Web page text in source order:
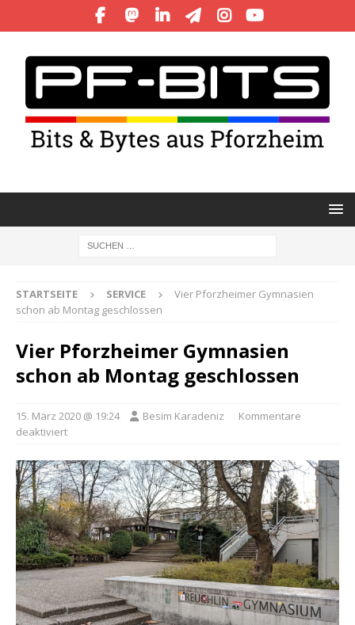
STARTSEITE SERVICE
Vier Pforzheimer Gymnasien
schon ab Montag geschlossen
Vier Pforzheimer Gymnasien
schon ab Montag geschlossen
15. März 2020 @ 19:24 Besim Karadeniz
Kommentare
deaktiviert